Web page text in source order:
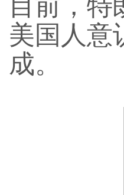
美国人意
成。